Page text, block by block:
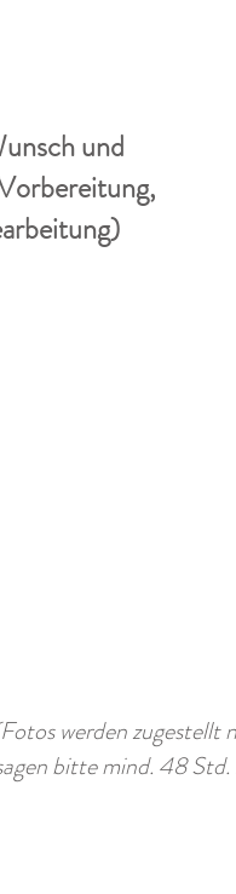
und
werden zugestellt
bitte mind. 48